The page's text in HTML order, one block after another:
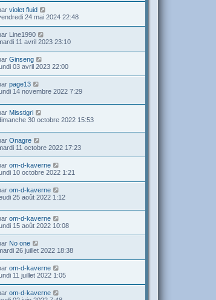
violet fluid
24 mai 2024 22:48
Line1990
11 avril 2023 23:10
Ginseng
03 avril 2023 22:00
page13
14 novembre 2022 7:29
Misstigri
30 octobre 2022 15:53
Onagre
11 octobre 2022 17:23
om-d-kaverne
10 octobre 2022 1:21
om-d-kaverne
25 août 2022 1:12
om-d-kaverne
15 août 2022 10:08
No one
26 juillet 2022 18:38
om-d-kaverne
11 juillet 2022 1:05
om-d-kaverne